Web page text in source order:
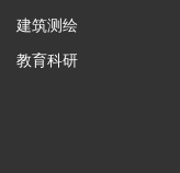
建筑测绘
教育科研